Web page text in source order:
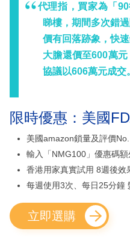
代理指，買家為「
睇樓，期間多次錯
價有回落跡象，快
大膽還價至600萬
協議以606萬元成交
限時優惠：美國
美國amazon鎖量及評價No.
輸入「NMG100」優惠碼
香港用家真實試用 8週後效
每週使用3次、每日25分鐘
立即選購